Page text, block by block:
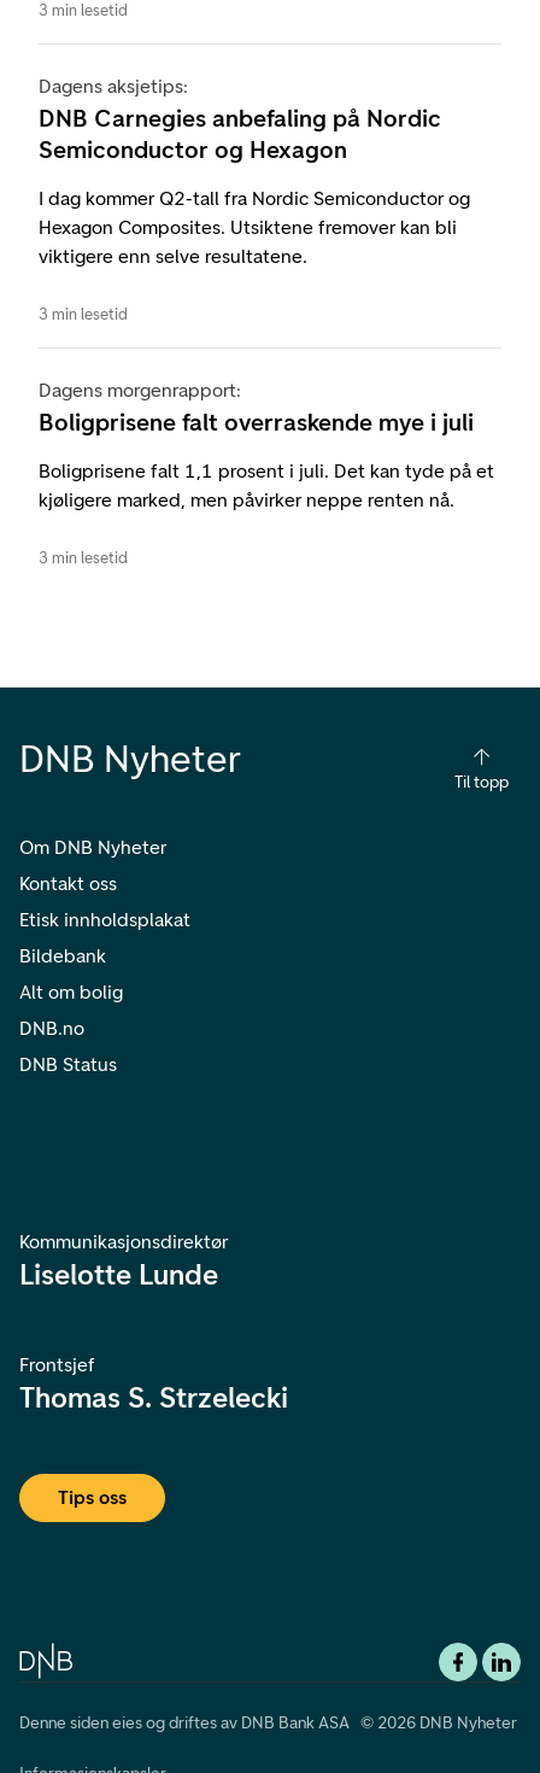
3 min lesetid
Dagens aksjetips:
DNB Carnegies anbefaling på Nordic
Semiconductor og Hexagon
I dag kommer Q2-tall fra Nordic Semiconductor og
Hexagon Composites. Utsiktene fremover kan bli
viktigere enn selve resultatene.
3 min lesetid
Dagens morgenrapport:
Boligprisene falt overraskende mye i juli
Boligprisene falt 1,1 prosent i juli. Det kan tyde på et
kjøligere marked, men påvirker neppe renten nå.
3 min lesetid
DNB Nyheter
Til topp
Om DNB Nyheter
Kontakt oss
Etisk innholdsplakat
Bildebank
Alt om bolig
DNB.no
DNB Status
Kommunikasjonsdirektør
Liselotte Lunde
Frontsjef
Thomas S. Strzelecki
Tips oss
Denne siden eies og driftes av DNB Bank ASA © 2026 DNB Nyheter